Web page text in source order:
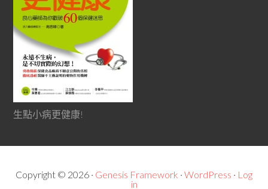
生點小病更健康!
Copyright © 2026 · Genesis Framework · WordPress · Log
in